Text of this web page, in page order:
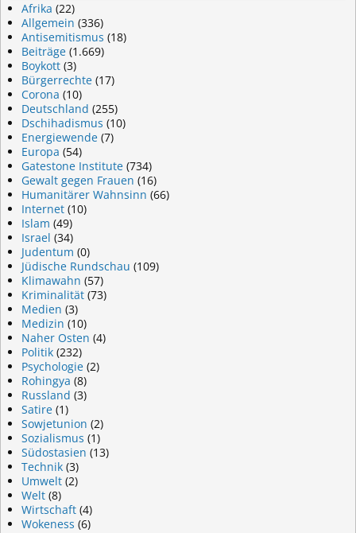
Afrika (22)
Allgemein (336)
Antisemitismus (18)
Beiträge (1.669)
Boykott (3)
Bürgerrechte (17)
Corona (10)
Deutschland (255)
Dschihadismus (10)
Energiewende (7)
Europa (54)
Gatestone Institute (734)
Gewalt gegen Frauen (16)
Humanitärer Wahnsinn (66)
Internet (10)
Islam (49)
Israel (34)
Judentum (0)
Jüdische Rundschau (109)
Klimawahn (57)
Kriminalität (73)
Medien (3)
Medizin (10)
Naher Osten (4)
Politik (232)
Psychologie (2)
Rohingya (8)
Russland (3)
Satire (1)
Sowjetunion (2)
Sozialismus (1)
Südostasien (13)
Technik (3)
Umwelt (2)
Welt (8)
Wirtschaft (4)
Wokeness (6)